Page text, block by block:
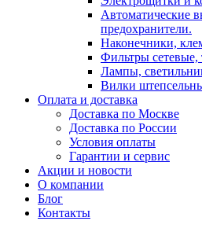
Автоматические
предохранители.
Наконечники,
Фильтры сетевые,
Лампы,
Вилки
Оплата и доставка
Доставка по Москве
Доставка по России
Условия оплаты
Гарантии и сервис
Акции и новости
О компании
Блог
Контакты